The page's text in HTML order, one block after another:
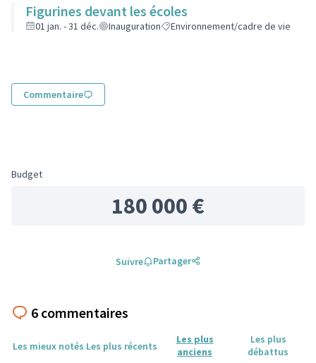
Figurines devant les écoles
01 jan. - 31 déc. Inauguration Environnement/cadre de vie
Commentaire
Budget
180 000 €
Suivre Partager
6 commentaires
Les mieux notés Les plus récents
Les plus
anciens
Les plus
débattus